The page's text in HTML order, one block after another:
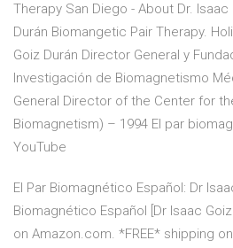
Therapy San Diego - About Dr. Isaac
Durán Biomangetic Pair Therapy.
Goiz Durán Director General y
Investigación de Biomagnetismo
General Director of the Center for
Biomagnetism) – 1994 El par
YouTube
El Par Biomagnético Español: Dr
Biomagnético Español [Dr Isaac
on Amazon.com. *FREE* shipping